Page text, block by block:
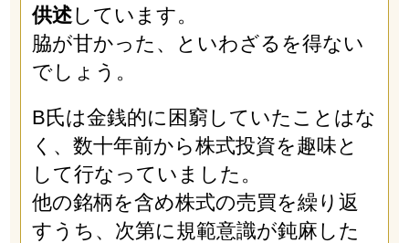
供述しています。
脇が甘かった、といわざるを得ない
でしょう。
B氏は金銭的に困窮していたことはな
く、数十年前から株式投資を趣味と
して行なっていました。
他の銘柄を含め株式の売買を繰り返
すうち、次第に規範意識が鈍麻した